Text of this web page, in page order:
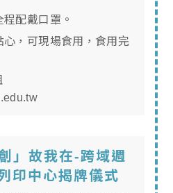
配戴口罩。
心，可現場食用，食用完
」故我在-跨域週
印中心揭牌儀式